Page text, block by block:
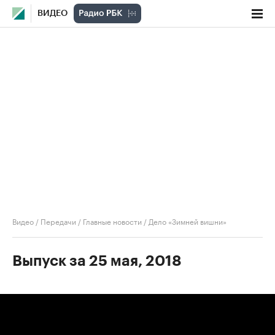
ВИДЕО
Видео / Передачи / Главные новости / Дело «Зимней вишни»
Выпуск за 25 мая, 2018